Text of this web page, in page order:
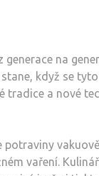
na
když se
a nové
potraviny
vaření.